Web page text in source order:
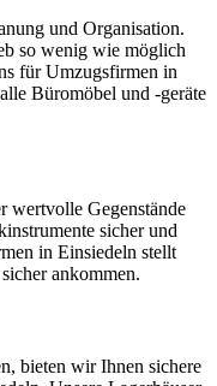
und Organisation.
so wenig wie möglich
für Umzugsfirmen in
Büromöbel und -geräte
wertvolle Gegenstände
sicher und
in Einsiedeln stellt
ankommen.
bieten wir Ihnen sichere